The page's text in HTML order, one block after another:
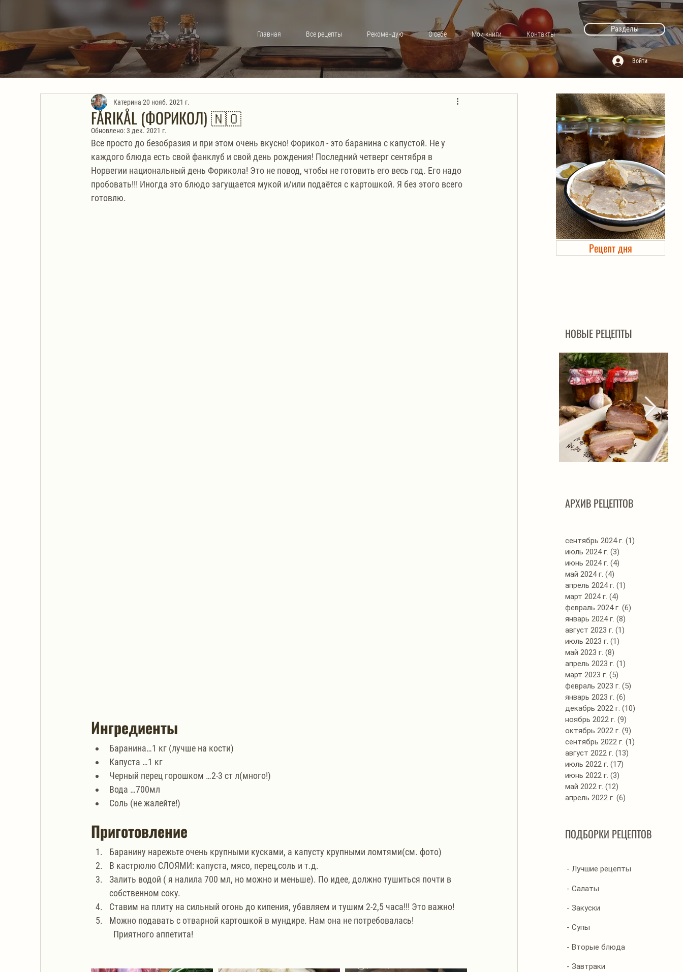
Главная Все рецепты Рекомендую О себе Мои книги Контакты
Разделы
Войти
FÅRIKÅL (ФОРИКОЛ) 🇳🇴
Катерина 20 нояб. 2021 г.
Обновлено:3 дек. 2021 г.
Все просто до безобразия и при этом очень вкусно! Форикол - это баранина с капустой. Не у
каждого блюда есть свой фанклуб и свой день рождения! Последний четверг сентября в
Норвегии национальный день Форикола! Это не повод, чтобы не готовить его весь год. Его надо
пробовать!!! Иногда это блюдо загущается мукой и/или подаётся с картошкой. Я без этого всего
готовлю.
Ингредиенты
Баранина…1 кг (лучше на кости)
Капуста …1 кг
Черный перец горошком …2-3 ст л(много!)
Вода …700мл
Соль (не жалейте!)
Приготовление
Баранину нарежьте очень крупными кусками, а капусту крупными ломтями(см. фото)
В кастрюлю СЛОЯМИ: капуста, мясо, перец,соль и т.д.
Залить водой ( я налила 700 мл, но можно и меньше). По идее, должно тушиться почти в
собственном соку.
Ставим на плиту на сильный огонь до кипения, убавляем и тушим 2-2,5 часа!!! Это важно!
Можно подавать с отварной картошкой в мундире. Нам она не потребовалась!
           Приятного аппетита!
Холодец в банке. Автоклав
Рецепт дня
НОВЫЕ РЕЦЕПТЫ
соусе
АРХИВ РЕЦЕПТОВ
сентябрь 2024 г. (1)
июль 2024 г. (3)
июнь 2024 г. (4)
май 2024 г. (4)
апрель 2024 г. (1)
март 2024 г. (4)
февраль 2024 г. (6)
январь 2024 г. (8)
август 2023 г. (1)
июль 2023 г. (1)
май 2023 г. (8)
апрель 2023 г. (1)
март 2023 г. (5)
февраль 2023 г. (5)
январь 2023 г. (6)
декабрь 2022 г. (10)
ноябрь 2022 г. (9)
октябрь 2022 г. (9)
сентябрь 2022 г. (1)
август 2022 г. (13)
июль 2022 г. (17)
июнь 2022 г. (3)
май 2022 г. (12)
апрель 2022 г. (6)
ПОДБОРКИ РЕЦЕПТОВ
- Лучшие рецепты
- Салаты
- Закуски
- Супы
- Вторые блюда
- Завтраки